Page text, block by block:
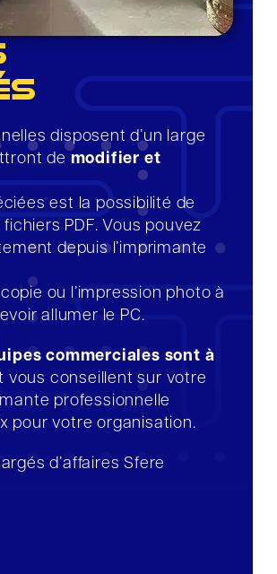
disposent d’un large
de modifier et
est la possibilité de
PDF. Vous pouvez
depuis l’imprimante
ou l’impression photo à
allumer le PC.
commerciales sont à
vous conseillent sur votre
professionnelle
pour votre organisation.
d’affaires Sfere